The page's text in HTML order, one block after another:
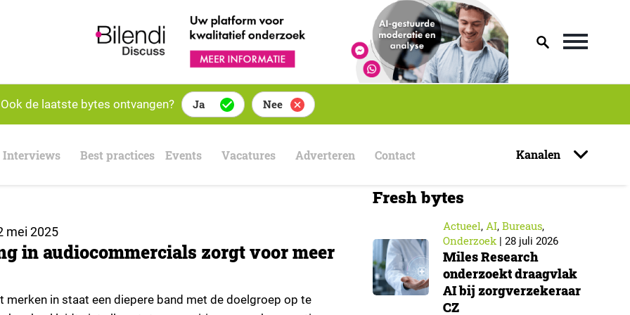
Ook de laatste bytes ontvangen? Ja Nee
Interviews Best practices Events Vacatures Adverteren Contact Kanalen
mei 2025
in audiocommercials zorgt voor meer
merken in staat een diepere band met de doelgroep op te
Fresh bytes
Actueel, AI, Bureaus,
Onderzoek| 28 juli 2026
Miles Research
onderzoekt draagvlak
AI bij zorgverzekeraar
CZ